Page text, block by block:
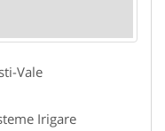
Vale
Irigare